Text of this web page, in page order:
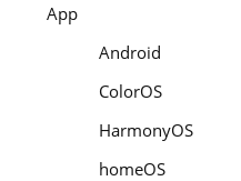
App
Android
ColorOS
HarmonyOS
homeOS